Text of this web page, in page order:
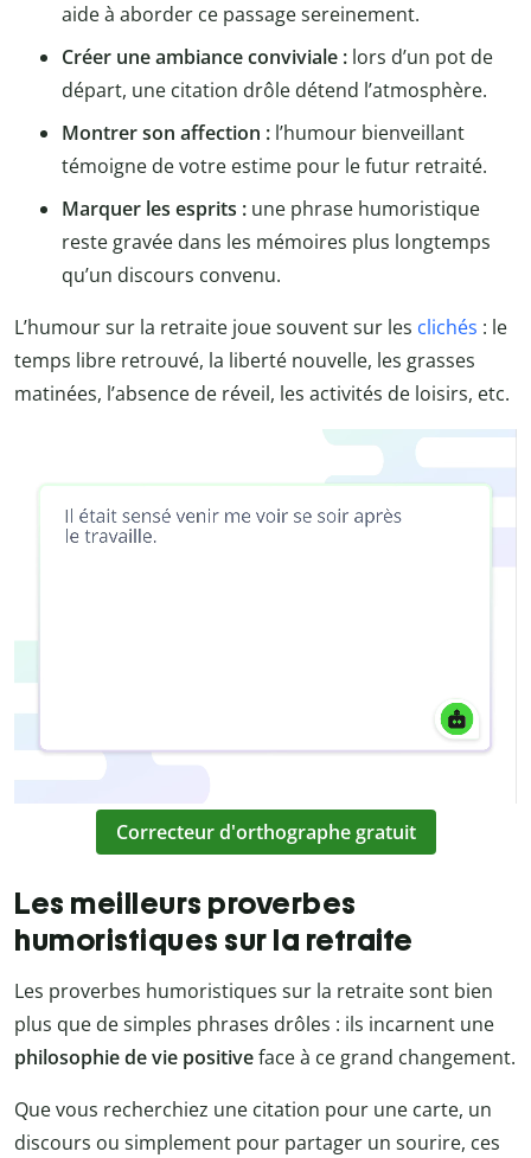
aide à aborder ce passage sereinement.
Créer une ambiance conviviale : lors d’un pot de
départ, une citation drôle détend l’atmosphère.
Montrer son affection : l’humour bienveillant
témoigne de votre estime pour le futur retraité.
Marquer les esprits : une phrase humoristique
reste gravée dans les mémoires plus longtemps
qu’un discours convenu.
L’humour sur la retraite joue souvent sur les clichés : le
temps libre retrouvé, la liberté nouvelle, les grasses
matinées, l’absence de réveil, les activités de loisirs, etc.
Correcteur d'orthographe gratuit
Les meilleurs proverbes
humoristiques sur la retraite
Les proverbes humoristiques sur la retraite sont bien
plus que de simples phrases drôles : ils incarnent une
philosophie de vie positiveface à ce grand changement.
Que vous recherchiez une citation pour une carte, un
discours ou simplement pour partager un sourire, ces